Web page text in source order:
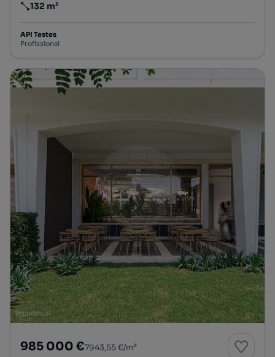
Preço por metro quadrado
132 m²
API Testes
Profissional
985 000 €7943,55 €/m²